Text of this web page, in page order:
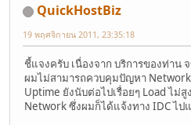
QuickHostBiz
19 พฤศจิกายน 2011, 23:35:18
ชี้แจงครับ เนื่องจาก บริการของท่าน
ผมไม่สามารถควบคุมปัญหา Network
Uptime ยังนับต่อไปเรื่อยๆ Load ไม่
Network ซึ่งผมก็ได้แจ้งทาง IDC ไป